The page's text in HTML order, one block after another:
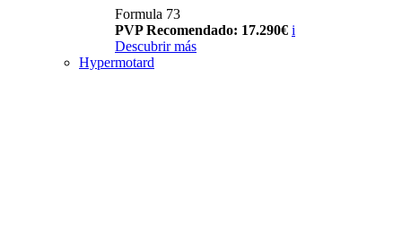
Formula 73
PVP Recomendado: 17.290€ i
Descubrir más
Hypermotard